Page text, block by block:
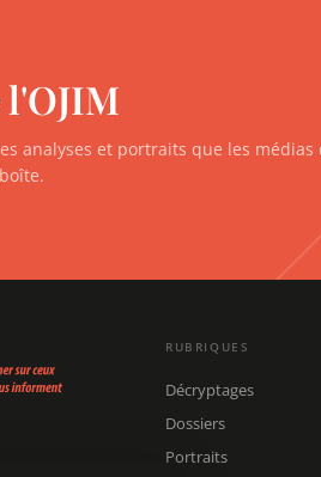
analyses et portraits que les
RUBRIQUES
Décryptages
Dossiers
Portraits